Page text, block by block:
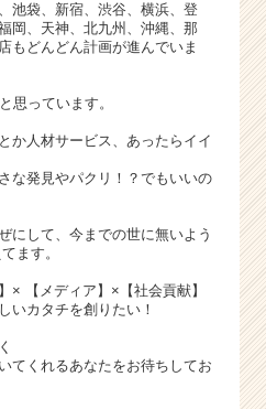
池袋、新宿、渋谷、横浜、登
岡、天神、北九州、沖縄、那
もどんどん計画が進んでいま
思っています。
か人材サービス、あったらイイ
な発見やパクリ！？でもいいの
にして、今までの世に無いよう
ます。
× 【メディア】×【社会貢献】
いカタチを創りたい！
てくれるあなたをお待ちしてお